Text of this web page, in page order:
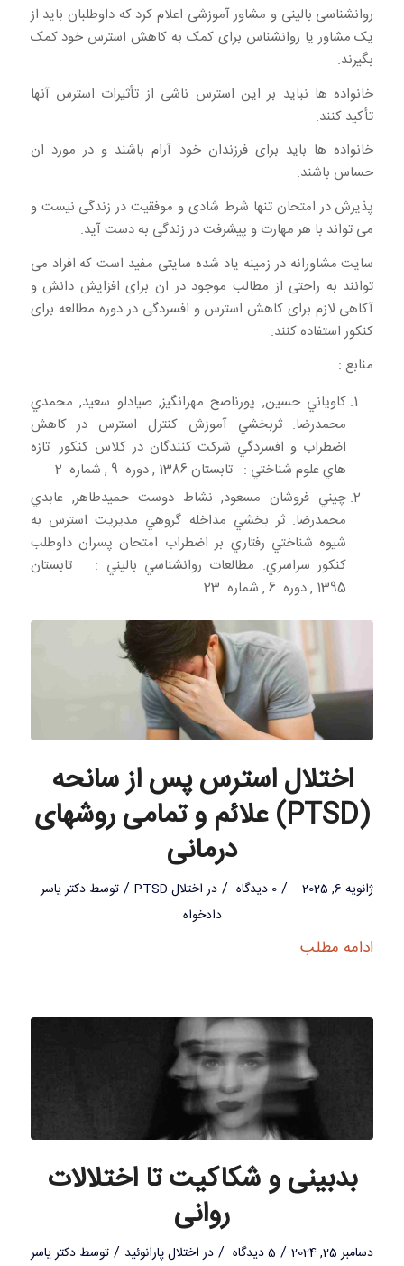
روانشناسی بالینی و مشاور آموزشی اعلام کرد که داوطلبان باید از
یک مشاور یا روانشناس برای کمک به کاهش استرس خود کمک
بگیرند.
خانواده ها نباید بر این استرس ناشی از تأثیرات استرس آنها
تأکید کنند.
خانواده ها باید برای فرزندان خود آرام باشند و در مورد ان
حساس باشند.
پذیرش در امتحان تنها شرط شادی و موفقیت در زندگی نیست و
می تواند با هر مهارت و پیشرفت در زندگی به دست آید.
سایت مشاورانه در زمینه یاد شده سایتی مفید است که افراد می
توانند به راحتی از مطالب موجود در ان برای افزایش دانش و
آکاهی لازم برای کاهش استرس و افسردگی در دوره مطالعه برای
کنکور استفاده کنند.
منابع :
كاوياني حسين, پورناصح مهرانگيز, صيادلو سعيد, محمدي
محمدرضا. ثربخشي آموزش كنترل استرس در كاهش
اضطراب و افسردگي شركت كنندگان در كلاس كنكور. تازه
هاي علوم شناختي : تابستان 1386 , دوره 9 , شماره 2
چيني فروشان مسعود, نشاط دوست حميدطاهر, عابدي
محمدرضا. ثر بخشي مداخله گروهي مديريت استرس به
شيوه شناختي رفتاري بر اضطراب امتحان پسران داوطلب
کنکور سراسري. مطالعات روانشناسي باليني : تابستان
1395 , دوره 6 , شماره 23
اختلال استرس پس از سانحه
(PTSD) علائم و تمامی روشهای
درمانی
ژانویه 6, 2025 / 0 دیدگاه / در اختلال PTSD / توسط دکتر یاسر
دادخواه
ادامه مطلب
بدبینی و شکاکیت تا اختلالات
روانی
دسامبر 25, 2024 / 5 دیدگاه / در اختلال پارانوئید / توسط دکتر یاسر